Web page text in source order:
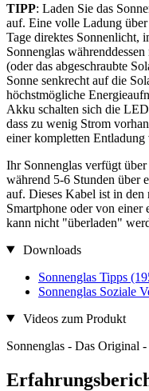
TIPP: Laden Sie das
auf. Eine volle Ladung
Tage direktes Sonnenlicht,
Sonnenglas
(oder das abgeschraubte
Sonne senkrecht auf die
höchstmögliche
Akku schalten sich die
dass zu wenig Strom
einer kompletten
Ihr Sonnenglas verfügt
während 5-6 Stunden über
auf. Dieses Kabel ist in den
Smartphone oder von
kann nicht "überladen"
Downloads
Sonnenglas Tipps
Sonnenglas Soziale
Videos zum Produkt
Sonnenglas - Das Original